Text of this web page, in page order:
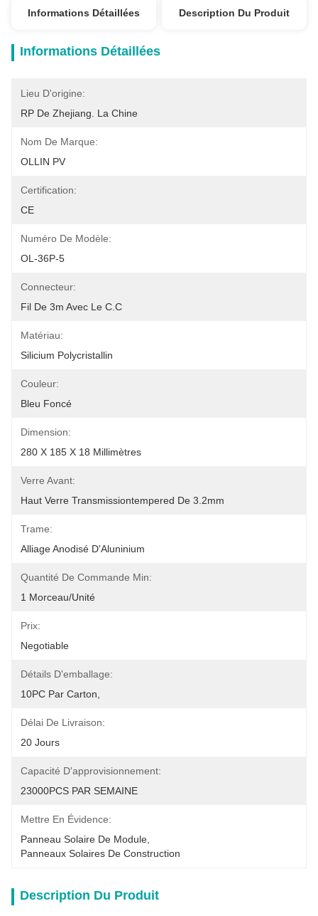
Informations Détaillées Description Du Produit
Informations Détaillées
Lieu D'origine:
RP De Zhejiang. La Chine
Nom De Marque:
OLLIN PV
Certification:
CE
Numéro De Modèle:
OL-36P-5
Connecteur:
Fil De 3m Avec Le C.C
Matériau:
Silicium Polycristallin
Couleur:
Bleu Foncé
Dimension:
280 X 185 X 18 Millimètres
Verre Avant:
Haut Verre Transmissiontempered De 3.2mm
Trame:
Alliage Anodisé D'Aluninium
Quantité De Commande Min:
1 Morceau/unité
Prix:
Negotiable
Détails D'emballage:
10PC Par Carton,
Délai De Livraison:
20 Jours
Capacité D'approvisionnement:
23000PCS PAR SEMAINE
Mettre En Évidence:
Panneau Solaire De Module
Panneaux Solaires De Construction
Description Du Produit